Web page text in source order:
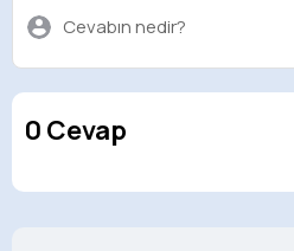
Cevabın nedir?
0 Cevap